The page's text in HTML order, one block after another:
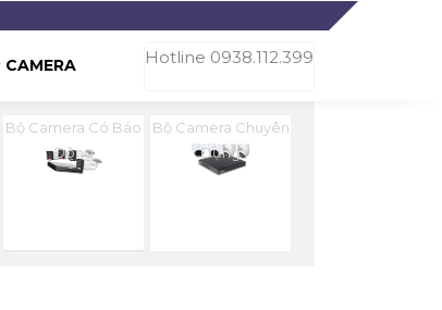
Hotline 0938.112.399
Bộ Camera Có Báo
Đông
Bộ Camera Chuyên
Dụng